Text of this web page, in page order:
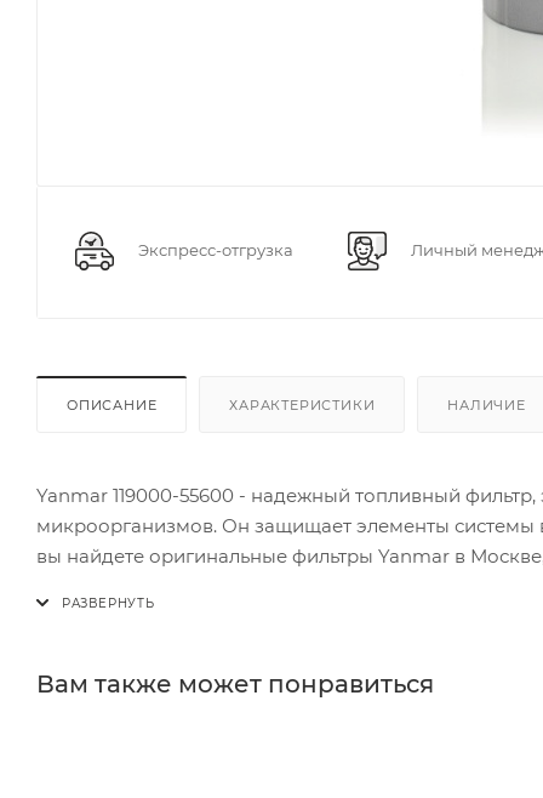
Экспресс-отгрузка Личный
ОПИСАНИЕ ХАРАКТЕРИСТИКИ НАЛИЧИЕ
Yanmar 119000-55600 - надежный топливный
микроорганизмов. Он защищает элементы
вы найдете оригинальные фильтры Yanmar в
Вам также может понравиться